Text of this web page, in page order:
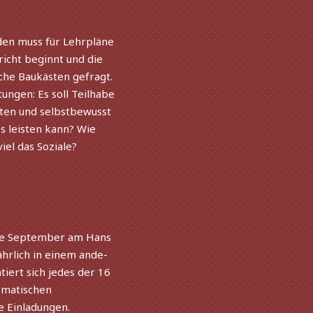
muss für Lehrpläne
beginnt und die
Baukästen gefragt.
Es soll Teilhabe
und selbst­be­wusst
leis­ten kann? Wie
das Soziale?
September am Hans
in einem ande­
sich jedes der 16
Einladungen.